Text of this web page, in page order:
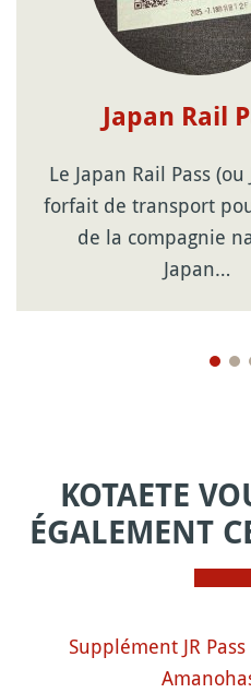
Japan Rail
Le Japan Rail Pass (ou
forfait de transport
de la compagnie
Japan…
KOTAETE
ÉGALEMENT
Supplément JR